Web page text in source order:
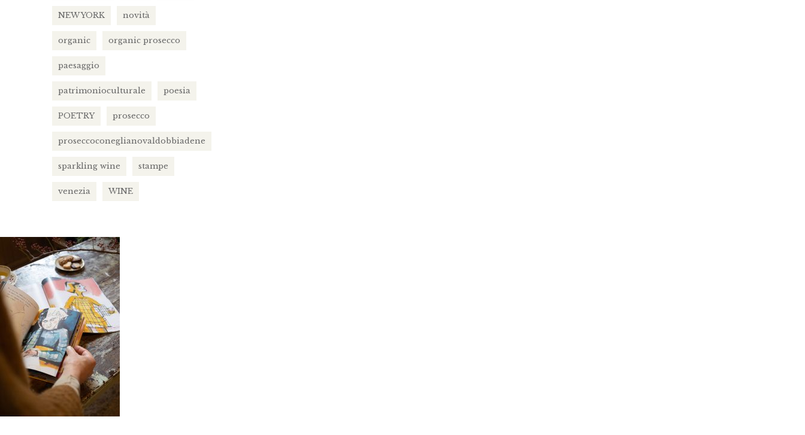
NEW YORK novità
organic organic prosecco
paesaggio
patrimonioculturale poesia
POETRY prosecco
proseccoconeglianovaldobbiadene
sparkling wine stampe
venezia WINE